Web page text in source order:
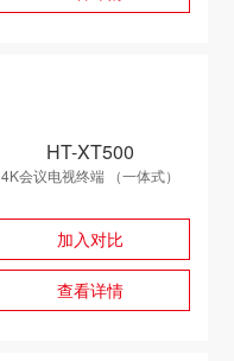
HT-XT500
4K会议电视终端 （一体式）
加入对比
查看详情